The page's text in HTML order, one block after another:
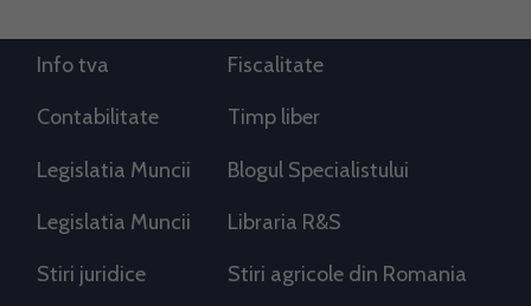
Info tva Fiscalitate
Contabilitate Timp liber
Legislatia Muncii Blogul Specialistului
Legislatia Muncii Libraria R&S
Stiri juridice Stiri agricole din Romania